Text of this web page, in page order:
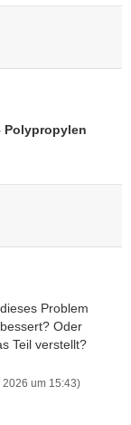
Polypropylen
Problem
Oder
Teil verstellt?
um 15:43)